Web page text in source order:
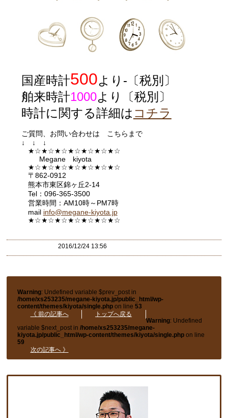
国産時計500より-〔税別〕
舶来時計1000より〔税別〕
時計に関する詳細は コチラ
ご質問、お問い合わせは こちらまで
↓ ↓ ↓
★☆★☆★☆★☆★☆★☆★☆
Megane kiyota
★☆★☆★☆★☆★☆★☆★☆
〒862-0912
熊本市東区錦ヶ丘2-14
Tel：096-365-3500
営業時間：AM10時～PM7時
mail info@megane-kiyota.jp
★☆★☆★☆★☆★☆★☆★☆
2016/12/24 13:56
Warning: Undefined variable $prev_post in
/home/xs253235/megane-kiyota.jp/public_html/wp-
content/themes/kiyota/single.php on line53
《 前の記事へ
トップへ戻る
Warning: Undefined
variable $next_post in/home/xs253235/megane-
kiyota.jp/public_html/wp-content/themes/kiyota/single.php on line
59
次の記事へ 》